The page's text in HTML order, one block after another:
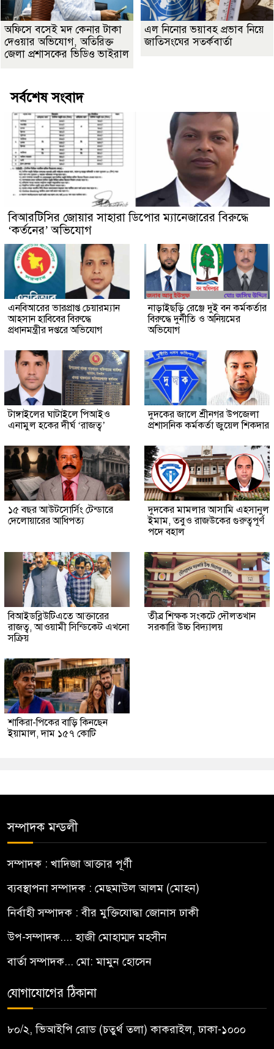
অফিসে বসেই মদ কেনার টাকা
দেওয়ার অভিযোগ, অতিরিক্ত
জেলা প্রশাসকের ভিডিও ভাইরাল
এল নিনোর ভয়াবহ প্রভাব নিয়ে
জাতিসংঘের সতর্কবার্তা
সর্বশেষ সংবাদ
বিআরটিসির জোয়ার সাহারা ডিপোর ম্যানেজারের বিরুদ্ধে
‘কর্তনের’ অভিযোগ
এনবিআরের ভারপ্রাপ্ত চেয়ারম্যান
আহসান হাবিবের বিরুদ্ধে
প্রধানমন্ত্রীর দপ্তরে অভিযোগ
নাড়াইছড়ি রেঞ্জে দুই বন কর্মকর্তার
বিরুদ্ধে দুর্নীতি ও অনিয়মের
অভিযোগ
টাঙ্গাইলের ঘাটাইলে পিআইও
এনামুল হকের দীর্ঘ ‘রাজত্ব’
দুদকের জালে শ্রীনগর উপজেলা
প্রশাসনিক কর্মকর্তা জুয়েল শিকদার
১৫ বছর আউটসোর্সিং টেন্ডারে
দেলোয়ারের আধিপত্য
দুদকের মামলার আসামি এহসানুল
ইমাম, তবুও রাজউকের গুরুত্বপূর্ণ
পদে বহাল
বিআইডব্লিউটিএতে আক্তারের
রাজত্ব, আওয়ামী সিন্ডিকেট এখনো
সক্রিয়
তীব্র শিক্ষক সংকটে দৌলতখান
সরকারি উচ্চ বিদ্যালয়
শাকিরা-পিকের বাড়ি কিনছেন
ইয়ামাল, দাম ১৫৭ কোটি
সম্পাদক মন্ডলী
সম্পাদক : খাদিজা আক্তার পূর্ণী
ব্যবস্থাপনা সম্পাদক : মেছমাউল আলম (মোহন)
নির্বাহী সম্পাদক : বীর মুক্তিযোদ্ধা জোনাস ঢাকী
উপ-সম্পাদক.... হাজী মোহাম্মদ মহসীন
বার্তা সম্পাদক... মো: মামুন হোসেন
যোগাযোগের ঠিকানা
৮০/২, ভিআইপি রোড (চতুর্থ তলা) কাকরাইল, ঢাকা-১০০০